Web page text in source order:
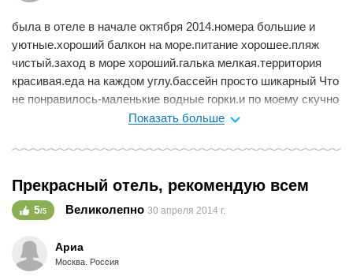
была в отеле в начале октября 2014.номера большие и
уютные.хороший балкон на море.питание хорошее.пляж
чистый.заход в море хороший.галька мелкая.территория
красивая.еда на каждом углу.бассейн просто шикарный Что
не понравилось-маленькие водные горки.и по моему скучно
будет молодежи .для спокойного отдыха самое то
Показать больше
Прекрасный отель, рекомендую всем
5/5 Великолепно 30 апреля 2014 г.
Ариа
Москва. Россия